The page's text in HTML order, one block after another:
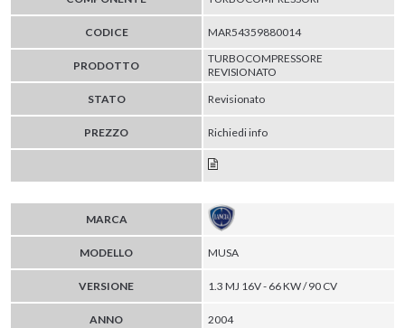
CODICE MAR54359880014
PRODOTTO
TURBOCOMPRESSORE
REVISIONATO
STATO
Revisionato
PREZZO Richiedi info
MARCA
MODELLO MUSA
VERSIONE 1.3 MJ 16V - 66 KW / 90 CV
ANNO 2004